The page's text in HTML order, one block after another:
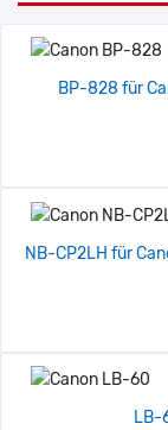
BP-828 für
NB-CP2LH für
LB-